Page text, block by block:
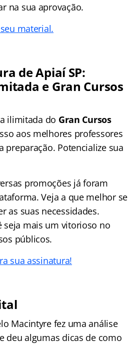
na sua aprovação.
material.
de Apiaí SP:
e Gran Cursos
ilimitada do Gran Cursos
aos melhores professores
preparação. Potencialize sua
promoções já foram
Veja a que melhor se
as suas necessidades.
seja mais um vitorioso no
públicos.
sua assinatura!
Macintyre fez uma análise
deu algumas dicas de como